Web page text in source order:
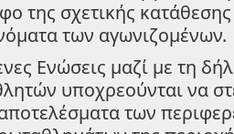
της σχετικής
των αγωνιζομένων.
Ενώσεις μαζί με τη
υποχρεούνται να
των